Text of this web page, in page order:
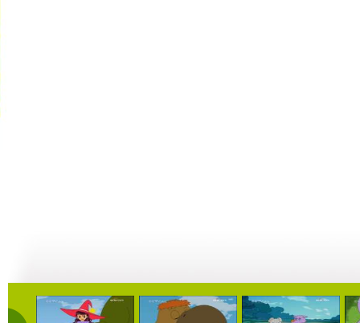
10:22 10:57 10:56